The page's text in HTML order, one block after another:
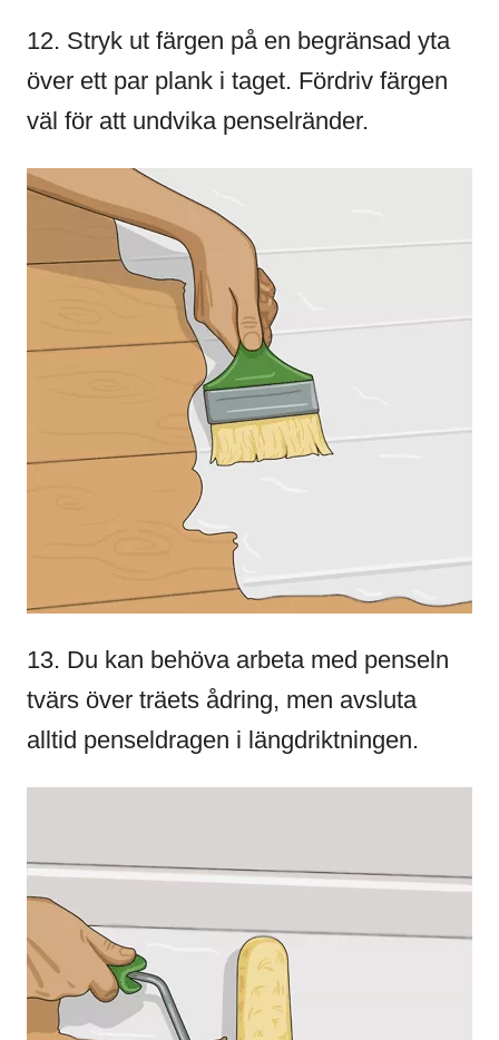
12. Stryk ut färgen på en begränsad yta
över ett par plank i taget. Fördriv färgen
väl för att undvika penselränder.
13. Du kan behöva arbeta med penseln
tvärs över träets ådring, men avsluta
alltid penseldragen i längdriktningen.